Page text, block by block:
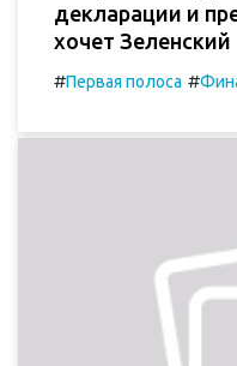
декларации и
хочет Зеленский
#Первая полоса #